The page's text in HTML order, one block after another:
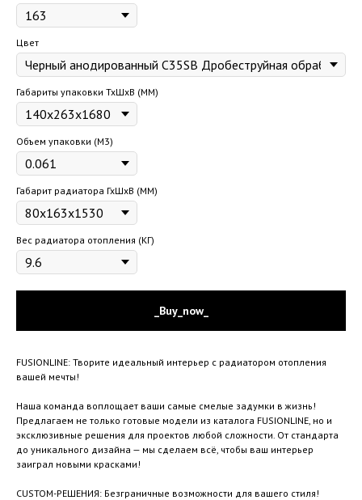
Цвет
Габариты упаковки ТхШхВ (ММ)
Объем упаковки (М3)
Габарит радиатора ГхШхВ (ММ)
Вес радиатора отопления (КГ)
_Buy_now_
FUSIONLINE: Творите идеальный интерьер с радиатором отопления
вашей мечты!
Наша команда воплощает ваши самые смелые задумки в жизнь!
Предлагаем не только готовые модели из каталога FUSIONLINE, но и
эксклюзивные решения для проектов любой сложности. От стандарта
до уникального дизайна — мы сделаем всё, чтобы ваш интерьер
заиграл новыми красками!
CUSTOM-РЕШЕНИЯ: Безграничные возможности для вашего стиля!